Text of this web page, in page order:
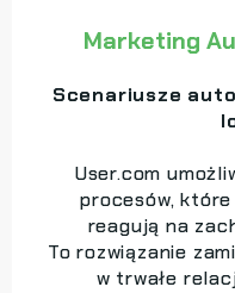
Marketing
Scenariusze
User.com
procesów,
reagują na
To rozwiązanie
w trwałe